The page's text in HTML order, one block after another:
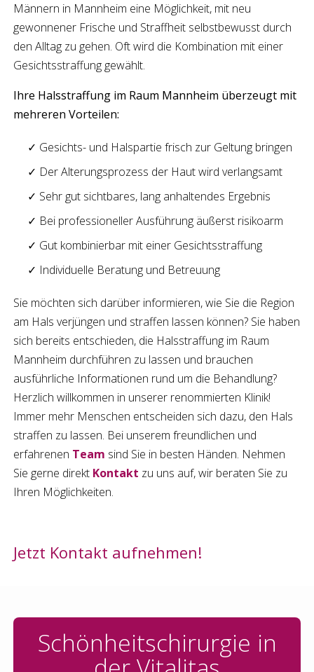
Männern in Mannheim eine Möglichkeit, mit neu
gewonnener Frische und Straffheit selbstbewusst durch
den Alltag zu gehen. Oft wird die Kombination mit einer
Gesichtsstraffung gewählt.
Ihre Halsstraffung im Raum Mannheim überzeugt mit
mehreren Vorteilen:
✓ Gesichts- und Halspartie frisch zur Geltung bringen
✓ Der Alterungsprozess der Haut wird verlangsamt
✓ Sehr gut sichtbares, lang anhaltendes Ergebnis
✓ Bei professioneller Ausführung äußerst risikoarm
✓ Gut kombinierbar mit einer Gesichtsstraffung
✓ Individuelle Beratung und Betreuung
Sie möchten sich darüber informieren, wie Sie die Region
am Hals verjüngen und straffen lassen können? Sie haben
sich bereits entschieden, die Halsstraffung im Raum
Mannheim durchführen zu lassen und brauchen
ausführliche Informationen rund um die Behandlung?
Herzlich willkommen in unserer renommierten Klinik!
Immer mehr Menschen entscheiden sich dazu, den Hals
straffen zu lassen. Bei unserem freundlichen und
erfahrenen Team sind Sie in besten Händen. Nehmen
Sie gerne direkt Kontakt zu uns auf, wir beraten Sie zu
Ihren Möglichkeiten.
Jetzt Kontakt aufnehmen!
Schönheitschirurgie in